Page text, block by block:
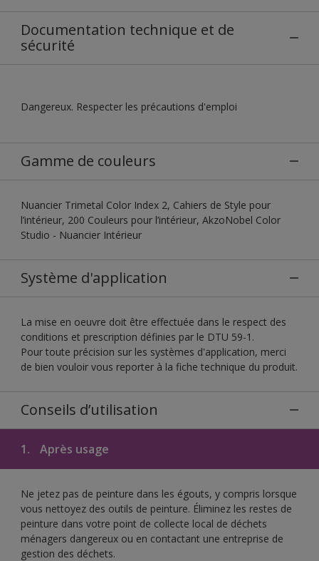
Documentation technique et de
sécurité
Dangereux. Respecter les précautions d'emploi
Gamme de couleurs
Nuancier Trimetal Color Index 2, Cahiers de Style pour
l’intérieur, 200 Couleurs pour l’intérieur, AkzoNobel Color
Studio - Nuancier Intérieur
Système d'application
La mise en oeuvre doit être effectuée dans le respect des
conditions et prescription définies par le DTU 59-1.
Pour toute précision sur les systèmes d'application, merci
de bien vouloir vous reporter à la fiche technique du produit.
Conseils d’utilisation
1. Après usage
Ne jetez pas de peinture dans les égouts, y compris lorsque
vous nettoyez des outils de peinture. Éliminez les restes de
peinture dans votre point de collecte local de déchets
ménagers dangereux ou en contactant une entreprise de
gestion des déchets.